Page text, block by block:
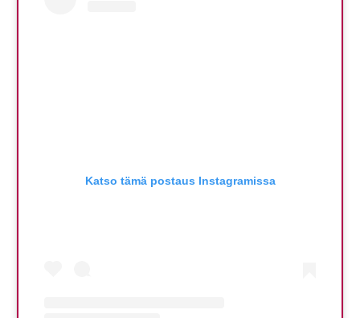
Katso tämä postaus Instagramissa